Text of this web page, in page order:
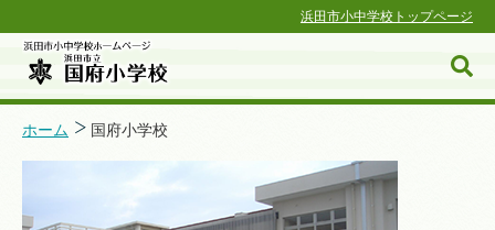
浜田市小中学校トップページ
ホーム 国府小学校